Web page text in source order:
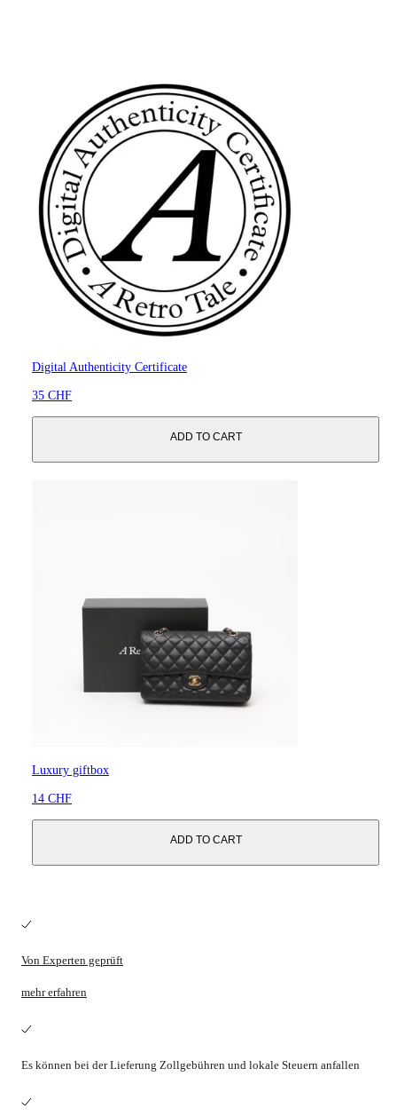
Digital Authenticity Certificate
35 CHF
ADD TO CART
Luxury giftbox
14 CHF
ADD TO CART
Von Experten geprüft
mehr erfahren
Es können bei der Lieferung Zollgebühren und lokale Steuern anfallen